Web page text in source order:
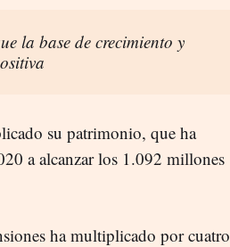
la base de crecimiento y
su patrimonio, que ha
a alcanzar los 1.092 millones
ha multiplicado por cuatro